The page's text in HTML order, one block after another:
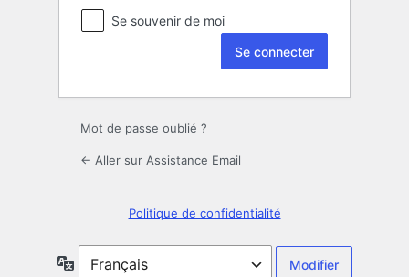
Se souvenir de moi
Mot de passe oublié ?
← Aller sur Assistance Email
Politique de confidentialité
Langue